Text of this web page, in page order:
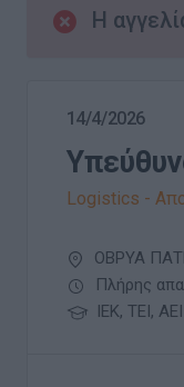
Η
14/4/2026
Logistics -
ΟΒΡΥΑ
Πλήρης
ΙΕΚ, ΤΕΙ, ΑΕΙ